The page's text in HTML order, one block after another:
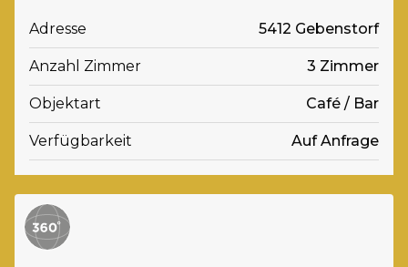
Adresse 5412 Gebenstorf
Anzahl Zimmer 3 Zimmer
Objektart Café / Bar
Verfügbarkeit Auf Anfrage